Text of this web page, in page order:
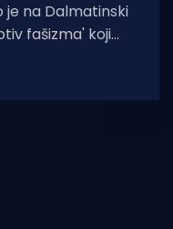
je na Dalmatinski
fašizma' koji